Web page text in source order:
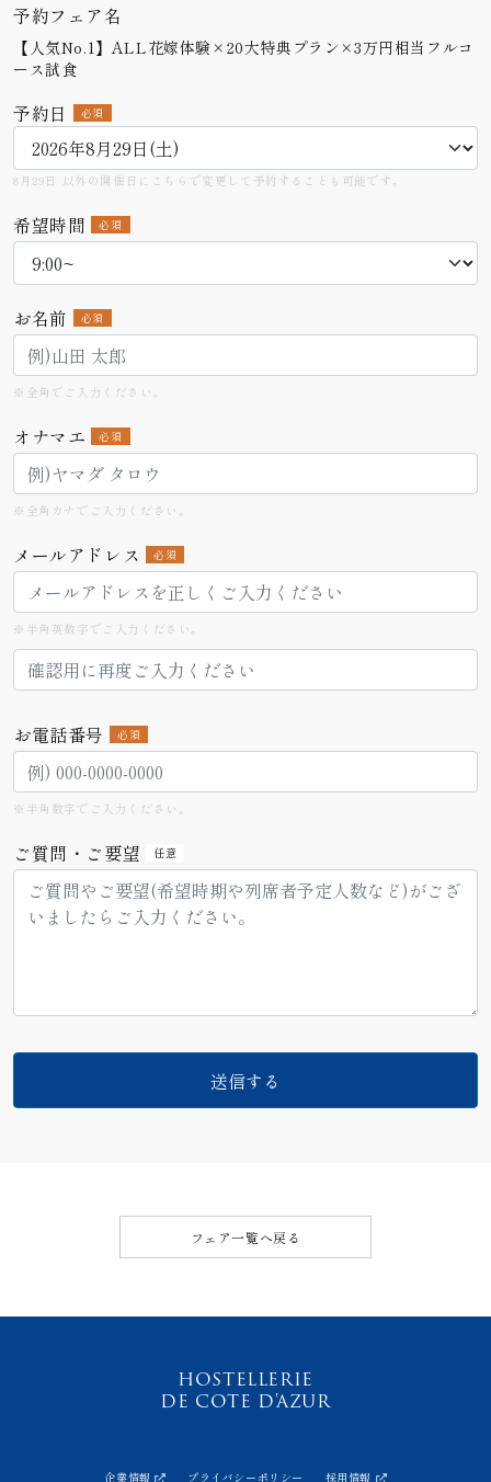
予約フェア名
【人気No.1】ALL花嫁体験×20大特典プラン×3万円相当フルコ
ース試食
予約日 必須
8月29日 以外の開催日にこちらで変更して予約することも可能です。
希望時間 必須
お名前 必須
※全角でご入力ください。
オナマエ 必須
※全角カナでご入力ください。
メールアドレス 必須
※半角英数字でご入力ください。
お電話番号 必須
※半角数字でご入力ください。
ご質問・ご要望 任意
フェア一覧へ戻る
HOSTELLERIE
DE COTE D'AZUR
企業情報 プライバシーポリシー 採用情報